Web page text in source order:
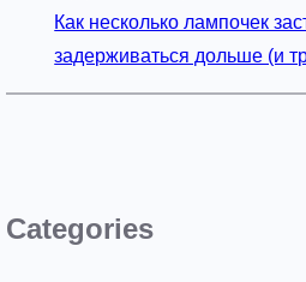
Как несколько лампочек
задерживаться дольше (и
Categories